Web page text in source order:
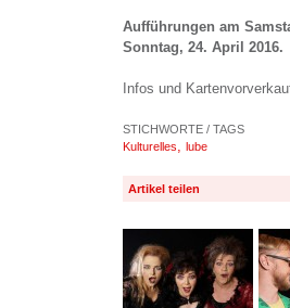
Aufführungen am
Sonntag, 24. April 2016.
Infos und
STICHWORTE / TAGS
Kulturelles, lube
Artikel teilen